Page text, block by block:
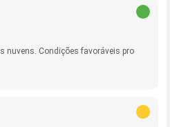
nuvens. Condições favoráveis pro